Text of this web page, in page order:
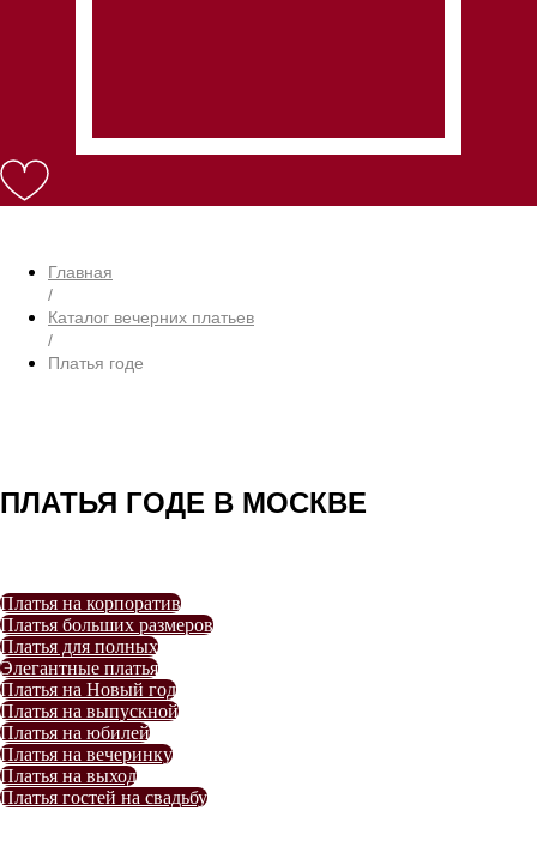
Главная
/
Каталог вечерних платьев
/
Платья годе
ПЛАТЬЯ ГОДЕ В МОСКВЕ
Платья на корпоратив
Платья больших размеров
Платья для полных
Элегантные платья
Платья на Новый год
Платья на выпускной
Платья на юбилей
Платья на вечеринку
Платья на выход
Платья гостей на свадьбу